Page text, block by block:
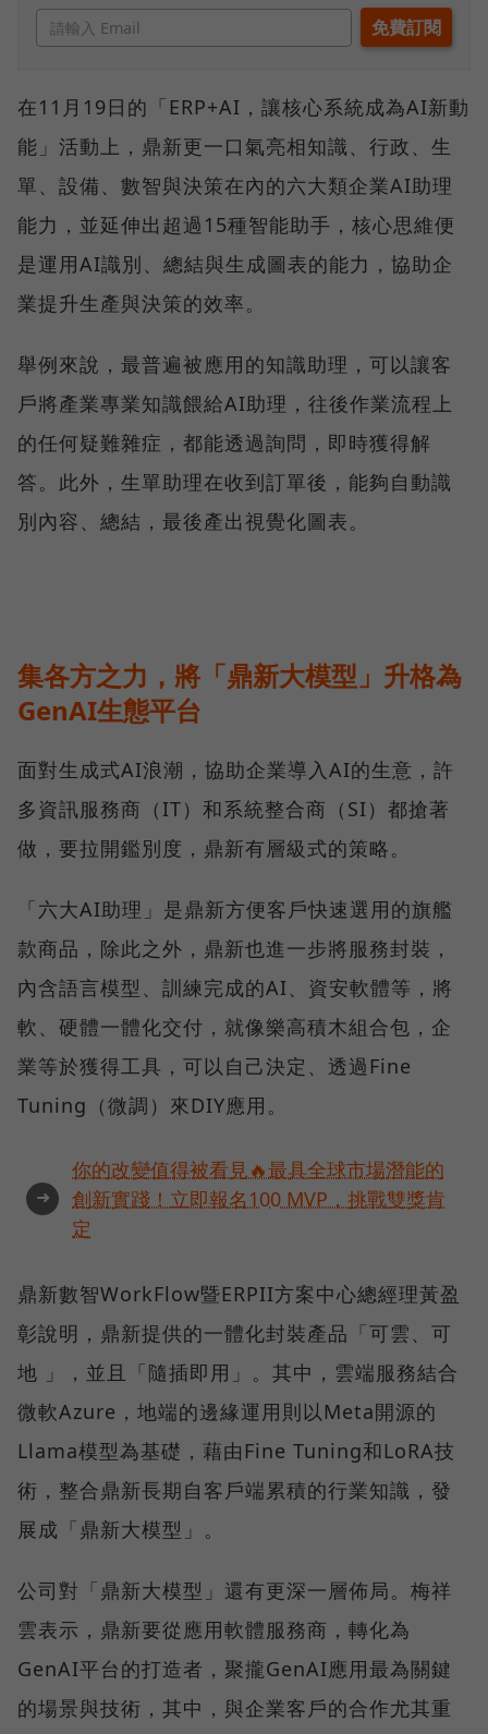
在11月19日的「ERP+AI，讓核心系統成為AI新動
能」活動上，鼎新更一口氣亮相知識、行政、生
單、設備、數智與決策在內的六大類企業AI助理
能力，並延伸出超過15種智能助手，核心思維便
是運用AI識別、總結與生成圖表的能力，協助企
業提升生產與決策的效率。
舉例來說，最普遍被應用的知識助理，可以讓客
戶將產業專業知識餵給AI助理，往後作業流程上
的任何疑難雜症，都能透過詢問，即時獲得解
答。此外，生單助理在收到訂單後，能夠自動識
別內容、總結，最後產出視覺化圖表。
集各方之力，將「鼎新大模型」升格為
GenAI生態平台
面對生成式AI浪潮，協助企業導入AI的生意，許
多資訊服務商（IT）和系統整合商（SI）都搶著
做，要拉開鑑別度，鼎新有層級式的策略。
「六大AI助理」是鼎新方便客戶快速選用的旗艦
款商品，除此之外，鼎新也進一步將服務封裝，
內含語言模型、訓練完成的AI、資安軟體等，將
軟、硬體一體化交付，就像樂高積木組合包，企
業等於獲得工具，可以自己決定、透過Fine
Tuning（微調）來DIY應用。
➜
你的改變值得被看見🔥最具全球市場潛能的
創新實踐！立即報名100 MVP，挑戰雙獎肯
定
鼎新數智WorkFlow暨ERPII方案中心總經理黃盈
彰說明，鼎新提供的一體化封裝產品「可雲、可
地 」，並且「隨插即用」。其中，雲端服務結合
微軟Azure，地端的邊緣運用則以Meta開源的
Llama模型為基礎，藉由Fine Tuning和LoRA技
術，整合鼎新長期自客戶端累積的行業知識，發
展成「鼎新大模型」。
公司對「鼎新大模型」還有更深一層佈局。梅祥
雲表示，鼎新要從應用軟體服務商，轉化為
GenAI平台的打造者，聚攏GenAI應用最為關鍵
的場景與技術，其中，與企業客戶的合作尤其重